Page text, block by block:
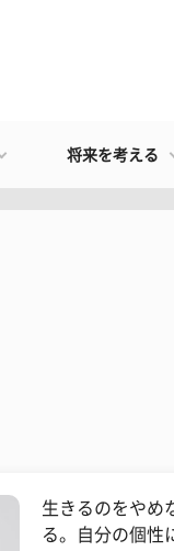
将来を考える
生きるのをやめ
る。自分の個性